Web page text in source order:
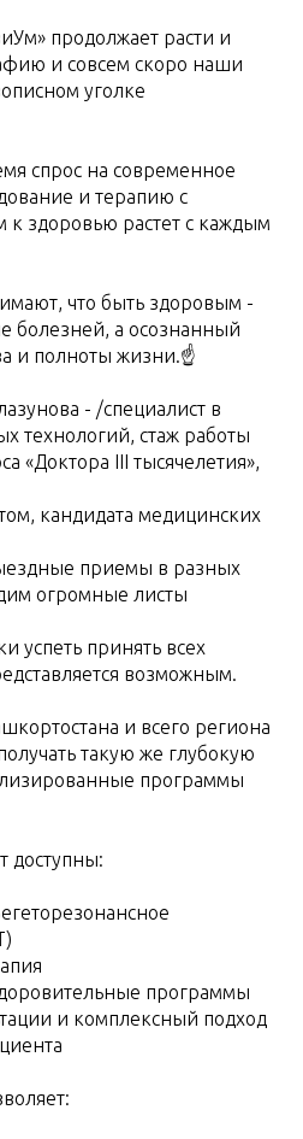
продолжает расти и
и совсем скоро наши
уголке
спрос на современное
и терапию с
здоровью растет с каждым
что быть здоровым -
болезней, а осознанный
и полноты жизни.☝️
- /специалист в
технологий, стаж работы
«Доктора III тысячелетия»,
кандидата медицинских
приемы в разных
огромные листы
успеть принять всех
возможным.
и всего региона
такую же глубокую
программы
доступны:
программы
и комплексный подход